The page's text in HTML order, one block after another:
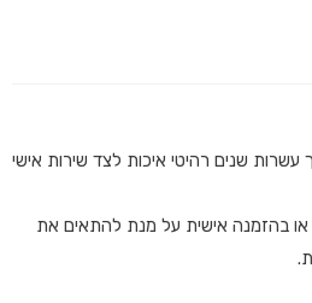
עשרות שנים רהיטי איכות לצד שירות אישי
או בהזמנה אישית על מנת להתאים את